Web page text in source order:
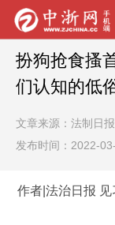
扮狗抢食搔
们认知的低
文章来源：法制日
发布时间：2022-
作者|法治日报